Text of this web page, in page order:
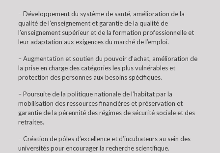
– Développement du système de santé, amélioration de la
qualité de l’enseignement et garantie de la qualité de
l’enseignement supérieur et de la formation professionnelle et
leur adaptation aux exigences du marché de l’emploi.
– Augmentation et soutien du pouvoir d’achat, amélioration de
la prise en charge des catégories les plus vulnérables et
protection des personnes aux besoins spécifiques.
– Poursuite de la politique nationale de l’habitat par la
mobilisation des ressources financières et préservation et
garantie de la pérennité des régimes de sécurité sociale et des
retraites.
– Création de pôles d’excellence et d’incubateurs au sein des
universités pour encourager la recherche scientifique.